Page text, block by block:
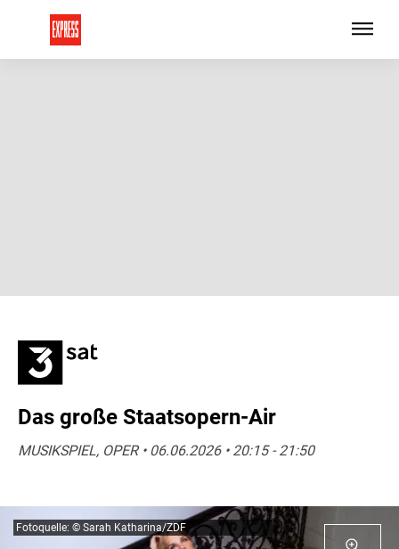
Das große Staatsopern-Air
MUSIKSPIEL, OPER • 06.06.2026 • 20:15 - 21:50
Fotoquelle: © Sarah Katharina/ZDF